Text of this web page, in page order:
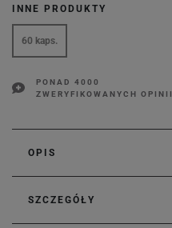
INNE PRODUKTY
60 kaps.
PONAD 4000
ZWERYFIKOWANYCH OPINII
OPIS
SZCZEGÓŁY